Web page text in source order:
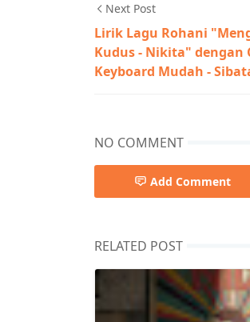
Next Post
Lirik Lagu Rohani
Kudus - Nikita" dengan
Keyboard Mudah -
NO COMMENT
Add Comment
RELATED POST